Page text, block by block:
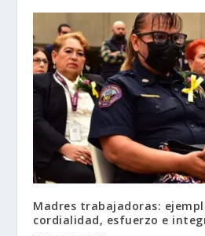
Madres trabajadoras:
cordialidad, esfuerzo e